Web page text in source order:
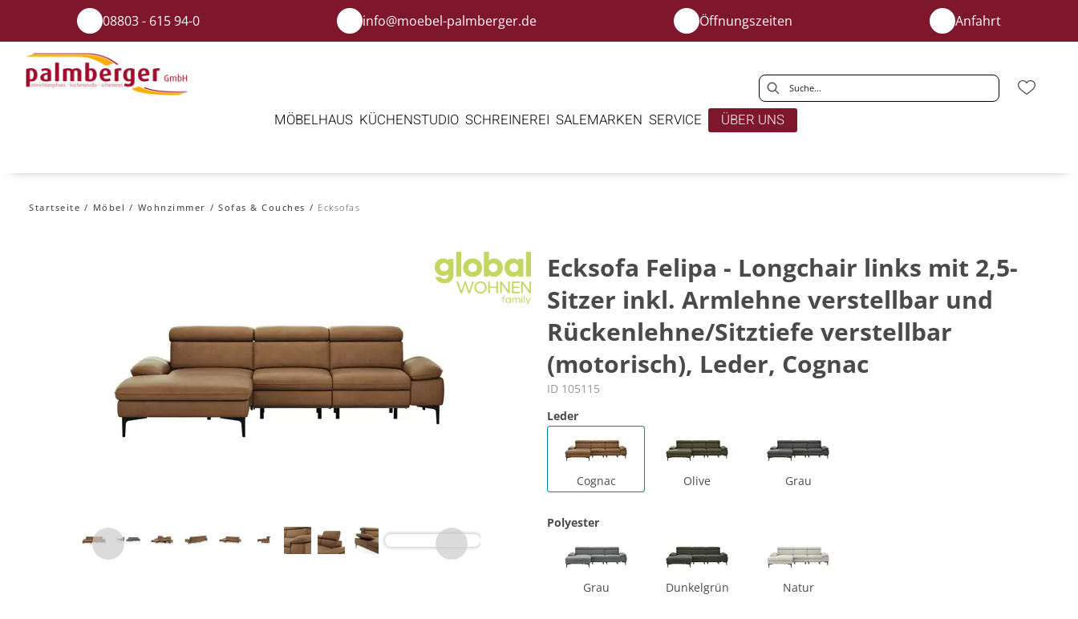
08803 - 615 94-0 info@moebel-palmberger.de Öffnungszeiten Anfahrt
MÖBELHAUS KÜCHENSTUDIO SCHREINEREI SALEMARKEN SERVICE ÜBER UNS
Startseite Möbel Wohnzimmer Sofas & Couches Ecksofas
Ecksofa Felipa - Longchair links mit 2,5-
Sitzer inkl. Armlehne verstellbar und
Rückenlehne/Sitztiefe verstellbar
(motorisch), Leder, Cognac
ID 105115
Leder
Cognac Olive Grau
Polyester
Grau Dunkelgrün Natur